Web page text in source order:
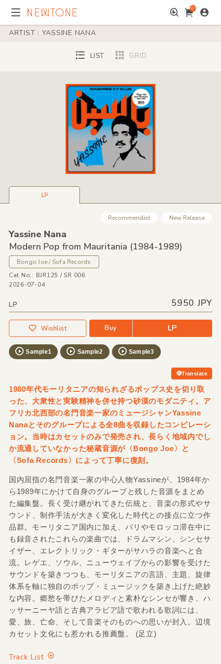
0
ARTIST : YASSINE NANA
LIST GRID
LP
Recommended New Release
Yassine Nana
Modern Pop from Mauritania (1984-1989)
Bongo Joe / Sofa Records
Cat No.: BJR125 / SR 006
2026-07-04
LP 5950 JPY
Wishlist Buy LP
Sample1 Sample2 Sample3
Translate
1980年代モーリタニアの知られざるポップス史を切り取
った、大衆性と実験精神を併せ持つ砂漠のモダニティ。ア
フリカ北西部の名門音楽一家のミュージシャンYassine
Nanaとそのグループによる全8曲を収録したコンピレーシ
ョン。当時はカセットのみで発売され、長らく地域内でし
か流通していなかった秘蔵音源が〈Bongo Joe〉と
〈Sofa Records〉によって丁寧に復刻。
国内屈指の名門音楽一家の中心人物Yassineが、1984年か
ら1989年にかけて自身のグループと残した音源をまとめ
た編集盤。長く受け継がれてきた伝統と、音楽の形式やサ
ウンド、制作手法が大きく変化した時代との接点に立つ作
品群。モーリタニア国内に加え、パリやモロッコ滞在中に
も録音されたこれらの楽曲では、ドラムマシン、シンセサ
イザー、エレクトリック・ギターがサハラの音楽へと合
流。レゲエ、ソウル、ニューウェイブからの影響を受けた
サウンドを築きつつも、モーリタニアの言語、主題、旋律
体系を軸に独自のポップ・ミュージックを築き上げた絶妙
な内容。郷愁を帯びたメロディと素朴なシンセが響き、ハ
ッサーニーヤ語と古典アラビア語で歌われる歌詞には、
愛、旅、亡命、そして音楽そのものへの思いが封入。辺境
カセット文化にも惹かれる推薦盤。 (足立)
Track List